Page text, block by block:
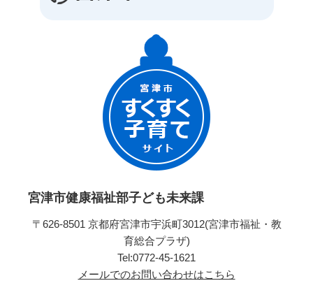
宮津市健康福祉部子ども未来課
〒626-8501 京都府宮津市宇浜町3012(宮津市福祉・教
育総合プラザ)
Tel:0772-45-1621
メールでのお問い合わせはこちら